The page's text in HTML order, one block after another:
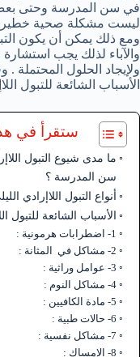
في سن المدرسة وحتى بعض
ليست مشكلة صحية خطيرة
ومع ذلك يمكن أن يكون
والآباء لذلك يجب
ولإيجاد الحلول المحتملة
الأسباب الشائعة للتبول
ستقرأ في
ما مدى شيوع التبول
سن المدرسة ؟
أنواع التبول
الأسباب الشائعة للتبول
1- اضطرابات هرمونية :
2- مشاكل في المثانة :
3- عوامل وراثية :
4- مشاكل النوم :
5- مادة الكافيين :
6- حالات طبية :
7- مشاكل نفسية :
8- الإمساك :